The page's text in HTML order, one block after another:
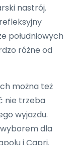
nastrój.
południowych
różne od
można też
nie trzeba
wyjazdu.
wyborem dla